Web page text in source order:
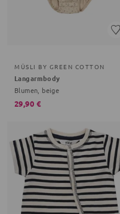
MÜSLI BY GREEN COTTON
Langarmbody
Blumen, beige
29,90 €